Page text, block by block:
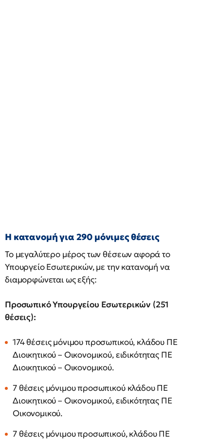
Η κατανομή για 290 μόνιμες θέσεις
Το μεγαλύτερο μέρος των θέσεων αφορά το
Υπουργείο Εσωτερικών, με την κατανομή να
διαμορφώνεται ως εξής:
Προσωπικό Υπουργείου Εσωτερικών (251
θέσεις):
174 θέσεις μόνιμου προσωπικού, κλάδου ΠΕ
Διοικητικού – Οικονομικού, ειδικότητας ΠΕ
Διοικητικού – Οικονομικού.
7 θέσεις μόνιμου προσωπικού κλάδου ΠΕ
Διοικητικού – Οικονομικού, ειδικότητας ΠΕ
Οικονομικού.
7 θέσεις μόνιμου προσωπικού, κλάδου ΠΕ